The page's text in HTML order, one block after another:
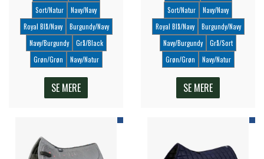
Sort/Natur
Navy/Navy
Royal Blå/Navy
Burgundy/Navy
Navy/Burgundy
Grå/Black
Grøn/Grøn
Navy/Natur
SE MERE
Sort/Natur
Navy/Navy
Royal Blå/Navy
Burgundy/Navy
Navy/Burgundy
Grå/Sort
Grøn/Grøn
Navy/Natur
SE MERE